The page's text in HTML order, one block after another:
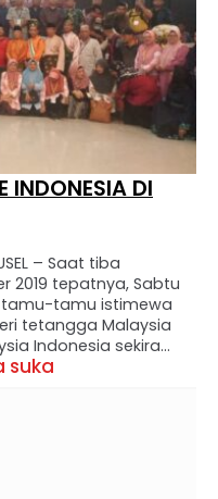
INDONESIA DI
– Saat tiba
2019 tepatnya, Sabtu
tamu-tamu istimewa
tetangga Malaysia
Indonesia sekira
Blok Songo,
KotaPinang ,
suka